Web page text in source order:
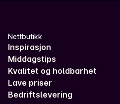
Nettbutikk
Inspirasjon
Middagstips
Kvalitet og holdbarhet
Lave priser
Bedriftslevering